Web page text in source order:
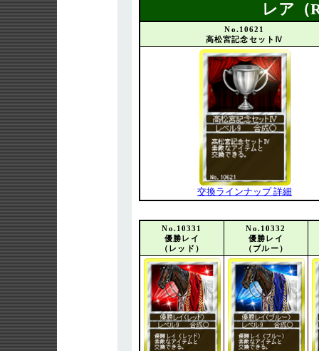
レア（
No.10621
高松宮記念セットⅣ
交換ラインナップ 詳細
No.10331
優勝レイ
（レッド）
No.10332
優勝レイ
（ブルー）